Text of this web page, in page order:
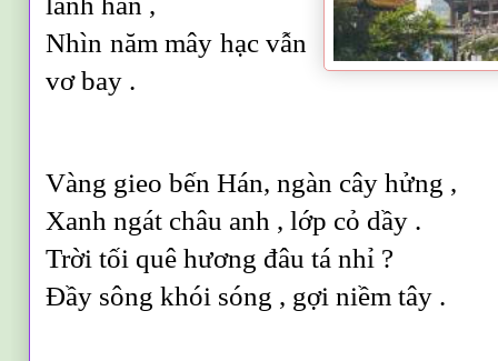
Nhìn năm mây hạc vẫn
vơ bay .
Vàng gieo bến Hán, ngàn cây hửng ,
Xanh ngát châu anh , lớp cỏ dầy .
Trời tối quê hương đâu tá nhỉ ?
Đầy sông khói sóng , gợi niềm tây .